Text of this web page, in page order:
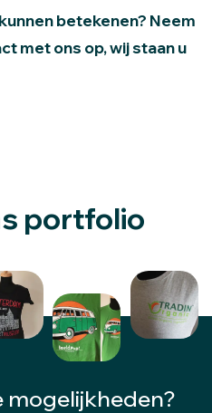
betekenen? Neem
met ons op, wij staan u
portfolio
mogelijkheden?